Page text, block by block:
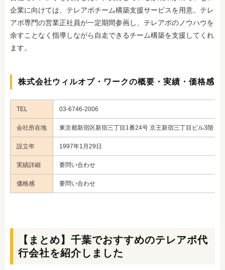
企業に向けては、テレアポチーム構築支援サービスを用意。テレ
アポ専門の営業正社員が一定期間参画し、テレアポのノウハウを
余すことなく指導しながら自走できるチーム構築を支援してくれ
ます。
株式会社ウィルオブ・ワークの概要・実績・価格感
TEL 03-6746-2006
会社所在地 東京都新宿区新宿三丁目1番24号 京王新宿三丁目ビル3階
設立年 1997年1月29日
実績詳細 要問い合わせ
価格感 要問い合わせ
【まとめ】千葉でおすすめのテレアポ代
行会社を紹介しました